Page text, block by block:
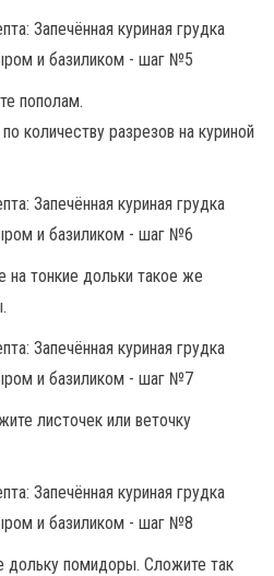
пополам.
количеству разрезов на куриной
тонкие дольки такое же
листочек или веточку
дольку помидоры. Сложите так